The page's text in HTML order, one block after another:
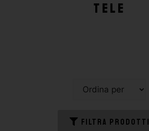
Tele
FILTRA PRODOTTI